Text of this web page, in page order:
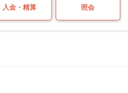
入金・精算 照会